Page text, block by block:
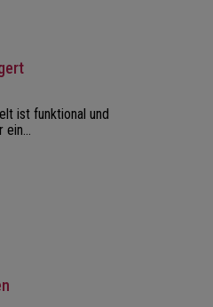
ist funktional und
ein…